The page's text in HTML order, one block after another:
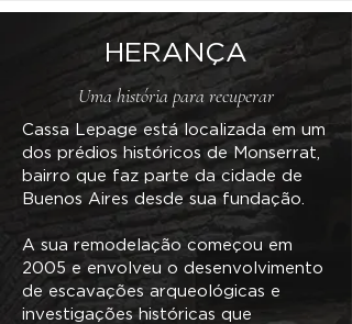
HERANÇA
Uma história para recuperar
Cassa Lepage está localizada em um
dos prédios históricos de Monserrat,
bairro que faz parte da cidade de
Buenos Aires desde sua fundação.
A sua remodelação começou em
2005 e envolveu o desenvolvimento
de escavações arqueológicas e
investigações históricas que